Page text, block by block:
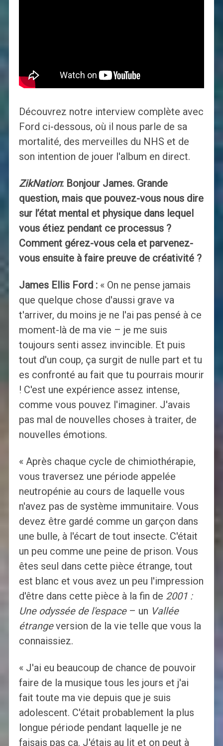
Découvrez notre interview complète avec
Ford ci-dessous, où il nous parle de sa
mortalité, des merveilles du NHS et de
son intention de jouer l'album en direct.
ZikNation: Bonjour James. Grande
question, mais que pouvez-vous nous dire
sur l’état mental et physique dans lequel
vous étiez pendant ce processus ?
Comment gérez-vous cela et parvenez-
vous ensuite à faire preuve de créativité ?
James Ellis Ford :« On ne pense jamais
que quelque chose d'aussi grave va
t'arriver, du moins je ne l'ai pas pensé à ce
moment-là de ma vie – je me suis
toujours senti assez invincible. Et puis
tout d'un coup, ça surgit de nulle part et tu
es confronté au fait que tu pourrais mourir
! C'est une expérience assez intense,
comme vous pouvez l'imaginer. J'avais
pas mal de nouvelles choses à traiter, de
nouvelles émotions.
« Après chaque cycle de chimiothérapie,
vous traversez une période appelée
neutropénie au cours de laquelle vous
n'avez pas de système immunitaire. Vous
devez être gardé comme un garçon dans
une bulle, à l'écart de tout insecte. C'était
un peu comme une peine de prison. Vous
êtes seul dans cette pièce étrange, tout
est blanc et vous avez un peu l'impression
d'être dans cette pièce à la fin de 2001 :
Une odyssée de l'espace– un Vallée
étrangeversion de la vie telle que vous la
connaissiez.
« J'ai eu beaucoup de chance de pouvoir
faire de la musique tous les jours et j'ai
fait toute ma vie depuis que je suis
adolescent. C'était probablement la plus
longue période pendant laquelle je ne
faisais pas ça. J'étais au lit et on peut à